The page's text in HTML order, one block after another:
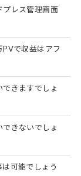
プレス管理画面
で収益はアフ
きますでしょ
きないでしょ
可能でしょう